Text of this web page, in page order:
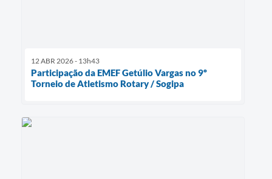
12 ABR 2026 - 13h43
Participação da EMEF Getúlio Vargas no 9º
Torneio de Atletismo Rotary / Sogipa